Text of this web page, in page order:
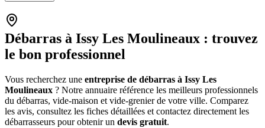
Débarras à Issy Les Moulineaux : trouvez
le bon professionnel
Vous recherchez une entreprise de débarras à Issy Les
Moulineaux ? Notre annuaire référence les meilleurs professionnels
du débarras, vide-maison et vide-grenier de votre ville. Comparez
les avis, consultez les fiches détaillées et contactez directement les
débarrasseurs pour obtenir un devis gratuit.